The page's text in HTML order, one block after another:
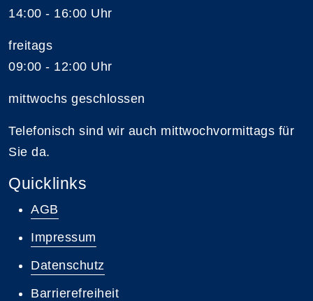
14:00 - 16:00 Uhr
freitags
09:00 - 12:00 Uhr
mittwochs geschlossen
Telefonisch sind wir auch mittwochvormittags für
Sie da.
Quicklinks
AGB
Impressum
Datenschutz
Barrierefreiheit